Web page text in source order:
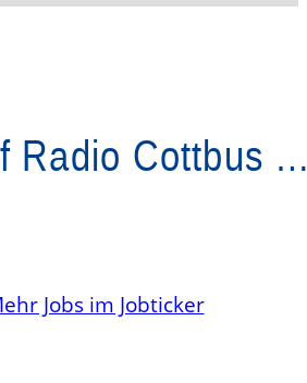
Radio Cottbus …
Jobs im Jobticker